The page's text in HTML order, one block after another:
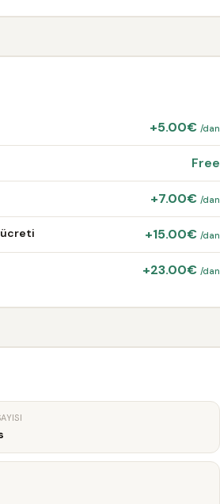
+5.00€ /dan
Free
+7.00€ /dan
ücreti +15.00€ /dan
+23.00€ /dan